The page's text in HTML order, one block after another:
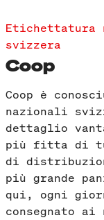
Etichettatura
svizzera
Coop
Coop è
nazionali
dettaglio
più fitta di
di
più grande
qui, ogni
consegnato ai